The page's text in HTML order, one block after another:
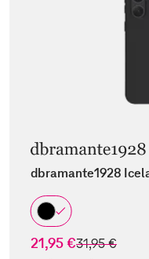
dbramante1928
21,95 €statt
31,95 €